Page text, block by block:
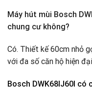
Máy hút mùi Bosch
chung cư không?
Có. Thiết kế 60cm nhỏ
với đa số căn hộ hiện
Bosch DWK68IJ60I có